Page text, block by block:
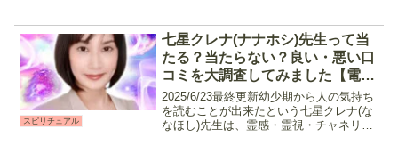
徳川八代目将軍・徳川...
スピリチュアル
七星クレナ(ナナホシ)先生って当
たる？当たらない？良い・悪い口
コミを大調査してみました【電話
占いピュアリ】
2025/6/23最終更新幼少期から人の気持ち
を読むことが出来たという七星クレナ(な
なほし)先生は、霊感・霊視・チャネリン